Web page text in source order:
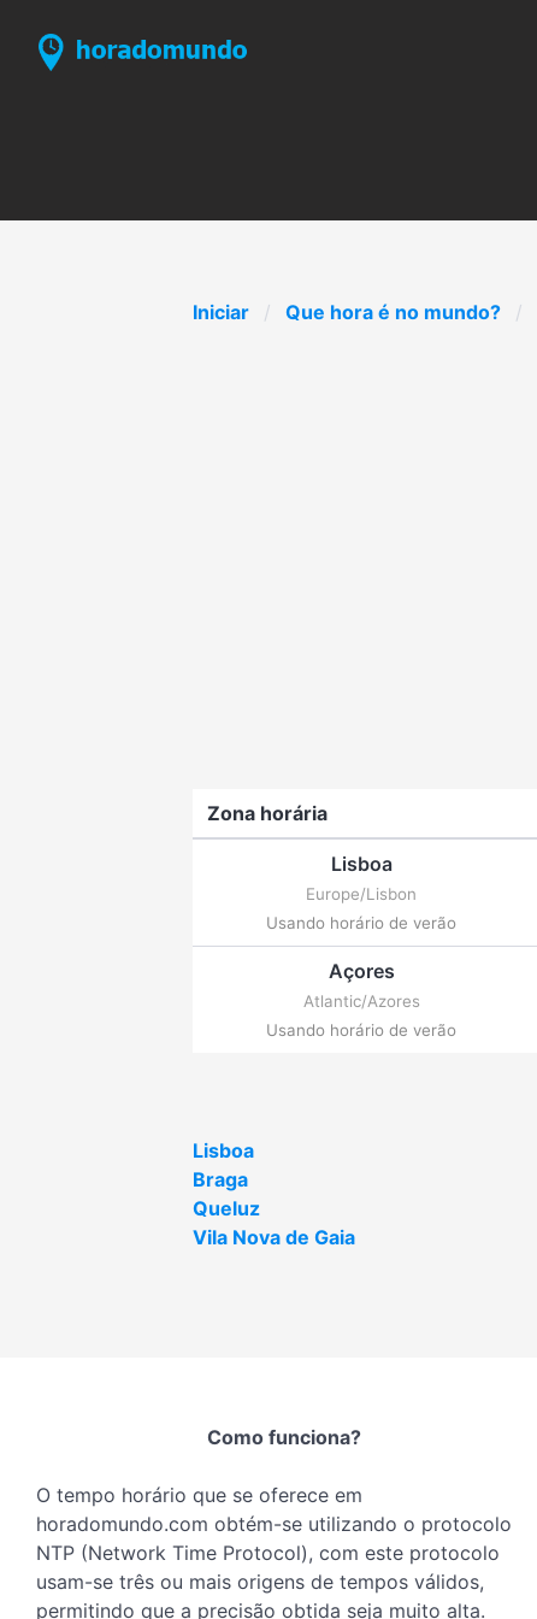
Iniciar Que hora é no mundo?
Zona horária
Lisboa
Europe/Lisbon
Usando horário de verão
Açores
Atlantic/Azores
Usando horário de verão
Lisboa
Braga
Queluz
Vila Nova de Gaia
Como funciona?
O tempo horário que se oferece em
horadomundo.com obtém-se utilizando o protocolo
NTP (Network Time Protocol), com este protocolo
usam-se três ou mais origens de tempos válidos,
permitindo que a precisão obtida seja muito alta.